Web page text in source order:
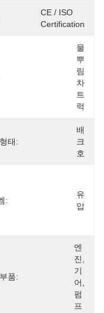
CE / ISO
Certification
물
뿌
림
차
트
럭
태:
배
크
호
:
유
압
품:
엔
진,
기
어,
펌
프